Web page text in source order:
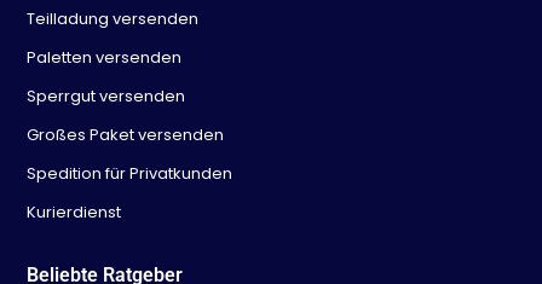
Teilladung versenden
Paletten versenden
Sperrgut versenden
Großes Paket versenden
Spedition für Privatkunden
Kurierdienst
Beliebte Ratgeber